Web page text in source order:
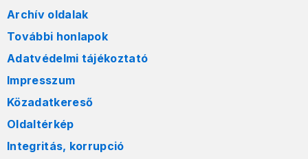
Archív oldalak
További honlapok
Adatvédelmi tájékoztató
Impresszum
Közadatkereső
Oldaltérkép
Integritás, korrupció